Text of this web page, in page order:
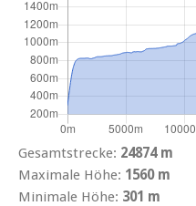
Gesamtstrecke: 24874 m
Maximale Höhe: 1560 m
Minimale Höhe: 301 m